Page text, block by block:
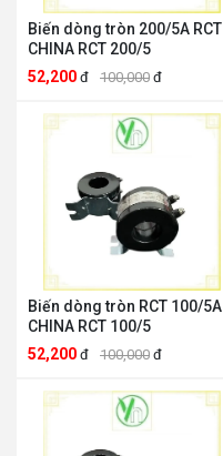
Biến dòng tròn 200/5A RCT
CHINA RCT 200/5
52,200 đ 100,000 đ
Biến dòng tròn RCT 100/5A
CHINA RCT 100/5
52,200 đ 100,000 đ